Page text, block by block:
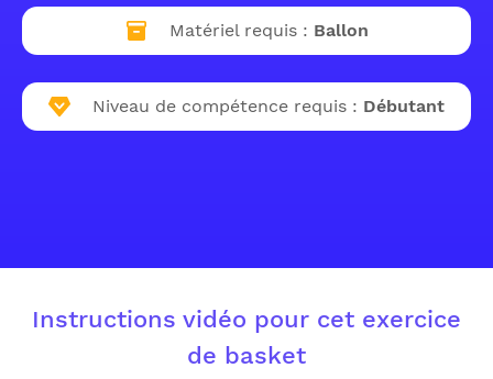
Matériel requis : Ballon
Niveau de compétence requis : Débutant
Instructions vidéo pour cet exercice
de basket